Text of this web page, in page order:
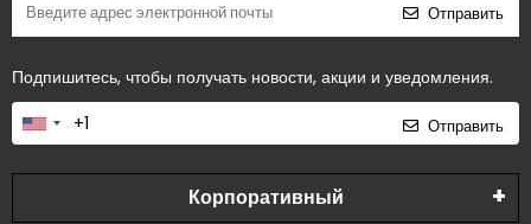
Отправить
Подпишитесь, чтобы получать новости, акции и уведомления.
Отправить
Корпоративный